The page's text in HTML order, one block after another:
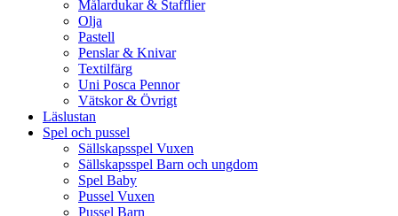
Målardukar & Stafflier
Olja
Pastell
Penslar & Knivar
Textilfärg
Uni Posca Pennor
Vätskor & Övrigt
Läslustan
Spel och pussel
Sällskapsspel Vuxen
Sällskapsspel Barn och ungdom
Spel Baby
Pussel Vuxen
Pussel Barn